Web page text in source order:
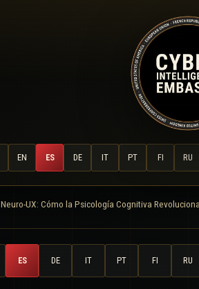
EN ES DE IT PT FI RU
Neuro-UX: Cómo la Psicología Cognitiva
ES DE IT PT FI RU